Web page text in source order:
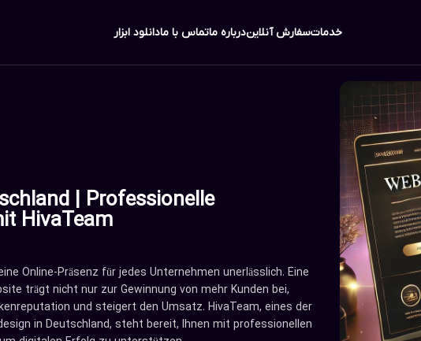
خدماتسفارش آنلایندرباره ماتماس با مادانلود ابزار
| Professionelle
HivaTeam
Online-Präsenz für jedes Unternehmen unerlässlich. Eine
trägt nicht nur zur Gewinnung von mehr Kunden bei,
und steigert den Umsatz. HivaTeam, eines der
in Deutschland, steht bereit, Ihnen mit professionellen